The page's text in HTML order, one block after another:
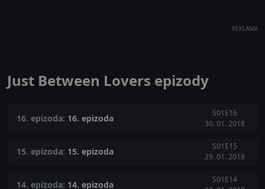
REKLAMA
Just Between Lovers epizody
16. epizoda: 16. epizoda
S01E16
30. 01. 2018
15. epizoda: 15. epizoda
S01E15
29. 01. 2018
14. epizoda: 14. epizoda
S01E14